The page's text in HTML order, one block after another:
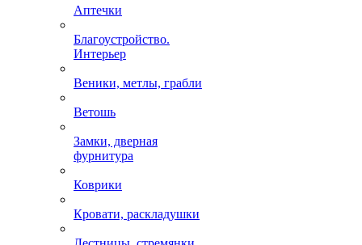
Аптечки
Благоустройство.
Интерьер
Веники, метлы, грабли
Ветошь
Замки, дверная
фурнитура
Коврики
Кровати, раскладушки